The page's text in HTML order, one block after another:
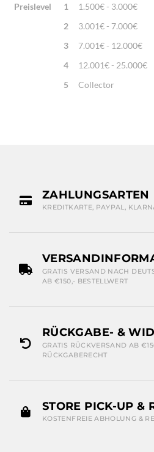
Preislevel
1
1.500€ - 3.000€
2
3.001€ - 7.000€
3
7.001€ - 12.000€
4
12.001€ - 25.000€
5
Collector
ZAHLUNGSARTEN
KREDITKARTE, PAYPAL,
GRATIS VERSAND NACH
AB €150,- BESTELLWERT
RÜCKGABE- &
GRATIS RÜCKVERSAND AB
RÜCKGABERECHT
STORE PICK-UP &
KOSTENFREIE ABHOLUNG &